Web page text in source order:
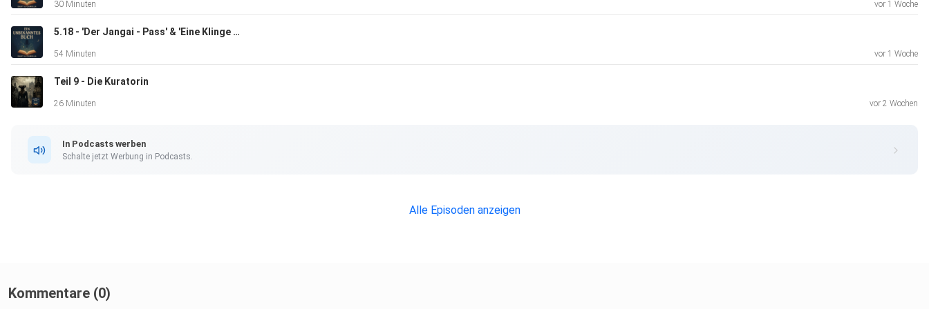
Hosted on Acast. See acast.com/privacy for more information.
30 Minuten vor 1 Woche
5.18 - 'Der Jangai - Pass' & 'Eine Klinge zum Geschenk' - Das Rad der Zeit 5
54 Minuten vor 1 Woche
Teil 9 - Die Kuratorin
26 Minuten vor 2 Wochen
In Podcasts werben
Schalte jetzt Werbung in Podcasts.
Alle Episoden anzeigen
Kommentare (0)